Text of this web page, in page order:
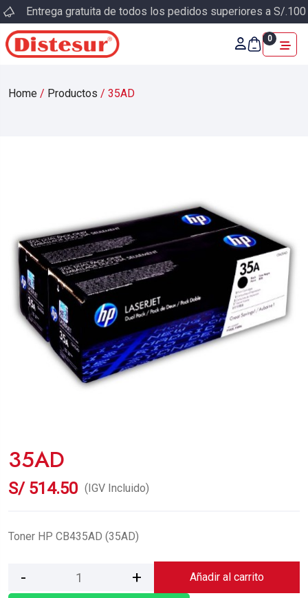
Entrega gratuita de todos los pedidos superiores a S/.100
0
Home / Productos / 35AD
35AD
S/514.50 (IGV Incluido)
Toner HP CB435AD (35AD)
Añadir al carrito